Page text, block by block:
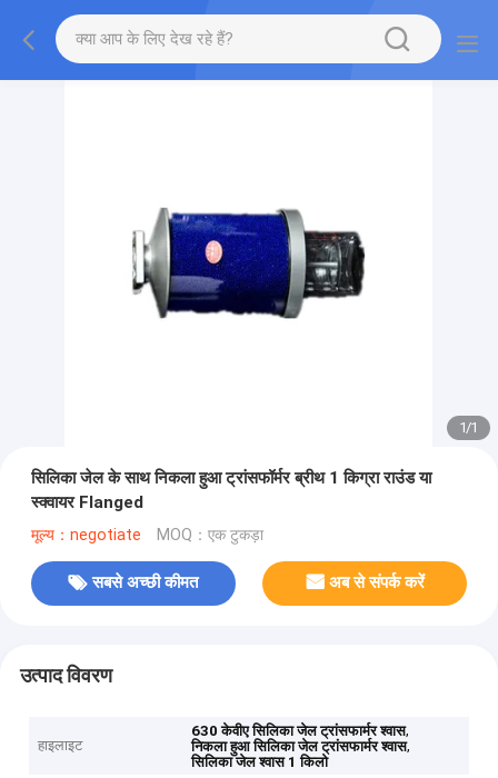
1/1
सिलिका जेल के साथ निकला हुआ ट्रांसफॉर्मर ब्रीथ 1 किग्रा राउंड या
स्क्वायर Flanged
मूल्य：negotiate MOQ：एक टुकड़ा
सबसे अच्छी कीमत अब से संपर्क करें
उत्पाद विवरण
हाइलाइट
630 केवीए सिलिका जेल ट्रांसफार्मर श्वास,
निकला हुआ सिलिका जेल ट्रांसफार्मर श्वास,
सिलिका जेल श्वास 1 किलो